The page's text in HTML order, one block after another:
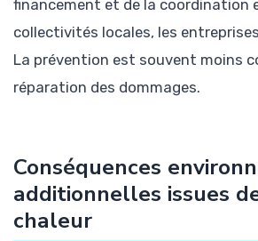
financement et de la coordination
collectivités locales, les
La prévention est souvent moins
réparation des dommages.
Conséquences
additionnelles issues
chaleur